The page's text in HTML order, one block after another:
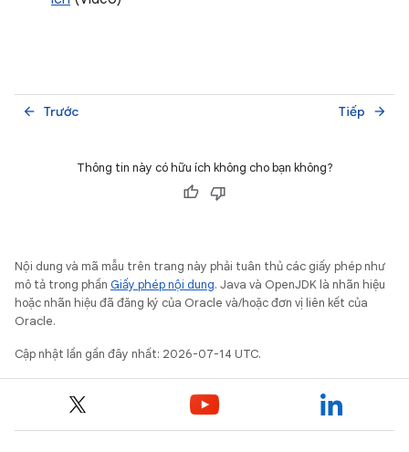
Trước
arrow_back Tiếp arrow_forward
Thông tin này có hữu ích không cho bạn không?
Nội dung và mã mẫu trên trang này phải tuân thủ các giấy phép như
mô tả trong phần Giấy phép nội dung. Java và OpenJDK là nhãn hiệu
hoặc nhãn hiệu đã đăng ký của Oracle và/hoặc đơn vị liên kết của
Oracle.
Cập nhật lần gần đây nhất: 2026-07-14 UTC.